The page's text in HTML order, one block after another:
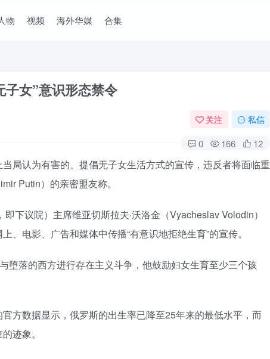
物 视频 海外华媒 合集
女”意识形态禁令
关注 私信
0 166 12
局认为有害的、提倡无子女生活方式的宣传，违反者将面临重
Putin）的亲密盟友称。
下议院）主席维亚切斯拉夫·沃洛金（Vyacheslav Volodin）
、电影、广告和媒体中传播“有意识地拒绝生育”的宣传。
堕落的西方进行存在主义斗争，他鼓励妇女生育至少三个孩
方数据显示，俄罗斯的出生率已降至25年来的最低水平，而
迹象。